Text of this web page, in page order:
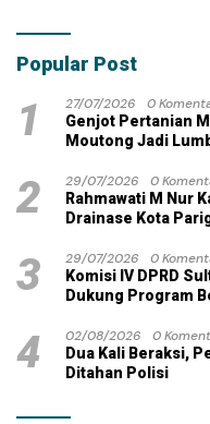
dengan Dana Pribadi
Popular Post
1 27/07/2026
0
Genjot Pertanian
Moutong Jadi
2 29/07/2026
0
Rahmawati M Nur
Drainase Kota
3 29/07/2026
0
Komisi IV DPRD
Dukung Program
4 02/08/2026
0
Dua Kali Beraksi,
Ditahan Polisi